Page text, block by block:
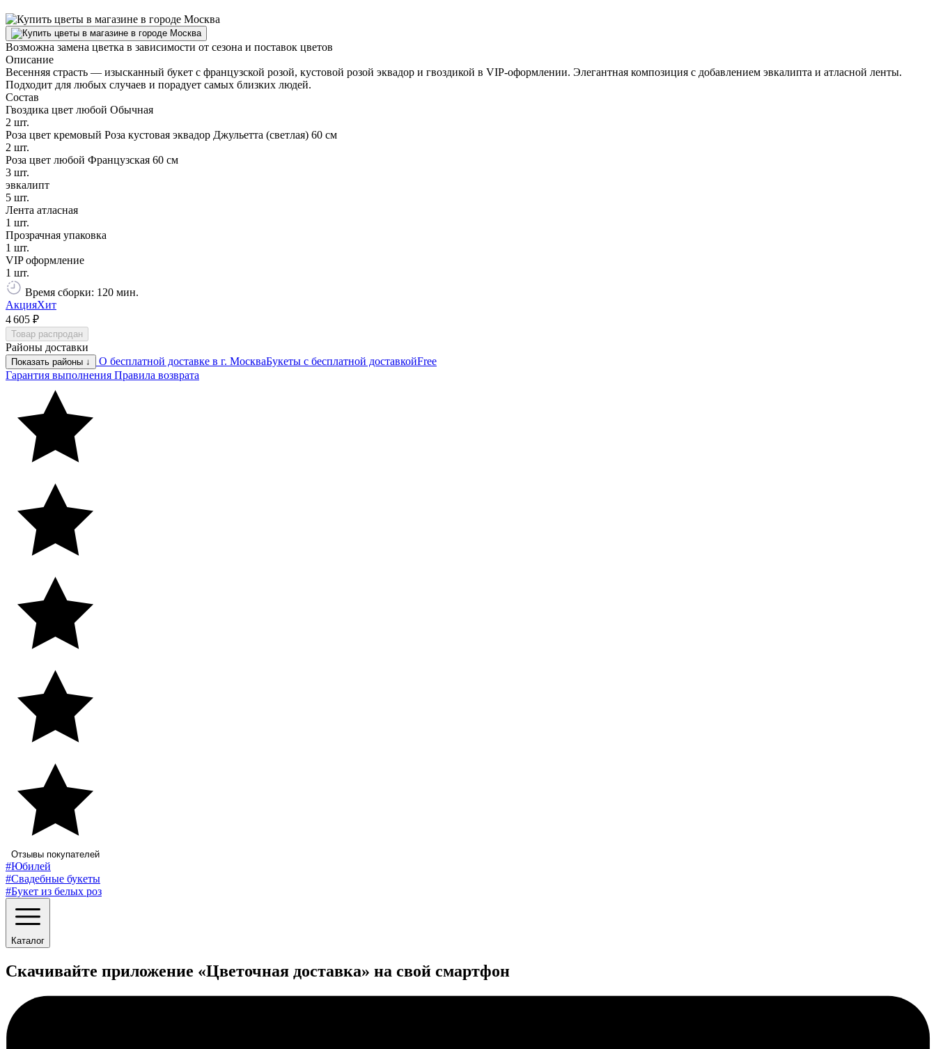
Возможна замена цветка в зависимости от сезона и поставок цветов
Описание
Весенняя страсть — изысканный букет с французской розой, кустовой розой эквадор и гвоздикой в VIP-оформлении. Элегантная композиция с добавлением эвкалипта и атласной ленты.
Подходит для любых случаев и порадует самых близких людей.
Состав
Гвоздика цвет любой Обычная
2 шт.
Роза цвет кремовый Роза кустовая эквадор Джульетта (светлая) 60 см
2 шт.
Роза цвет любой Французская 60 см
3 шт.
эвкалипт
5 шт.
Лента атласная
1 шт.
Прозрачная упаковка
1 шт.
VIP оформление
1 шт.
Время сборки: 120 мин.
АкцияХит
4 605 ₽
Товар распродан
Районы доставки
Показать районы ↓ О бесплатной доставке в г. МоскваБукеты с бесплатной доставкойFree
Гарантия выполнения Правила возврата
Отзывы покупателей
#Юбилей
#Свадебные букеты
#Букет из белых роз
Каталог
Скачивайте приложение «Цветочная доставка» на свой смартфон